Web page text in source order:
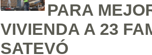
PARA
VIVIENDA A 23
SATEVÓ